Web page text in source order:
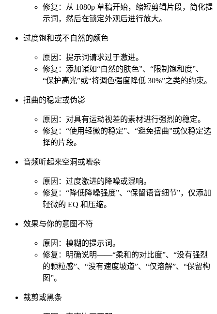
修复：从 1080p 草稿开始，缩短剪辑片段，简化提
示词，然后在锁定外观后进行放大。
过度饱和或不自然的颜色
原因：提示词请求过于激进。
修复：添加诸如“自然的肤色”、“限制饱和度”、
“保护高光”或“将调色强度降低 30%”之类的约束。
扭曲的稳定或伪影
原因：对具有运动视差的素材进行强烈的稳定。
修复：“使用轻微的稳定”、“避免扭曲”或仅稳定选
择的片段。
音频听起来空洞或嘈杂
原因：过度激进的降噪或混响。
修复：“降低降噪强度”、“保留语音细节”，仅添加
轻微的 EQ 和压缩。
效果与你的意图不符
原因：模糊的提示词。
修复：明确说明——“柔和的对比度”、“没有强烈
的颗粒感”、“没有速度坡道”、“仅溶解”、“保留构
图”。
裁剪或黑条